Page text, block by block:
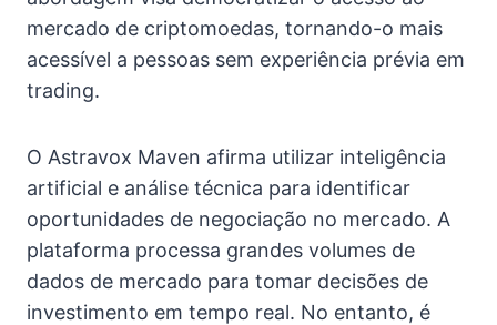
mercado de criptomoedas, tornando-o mais
acessível a pessoas sem experiência prévia em
trading.
O Astravox Maven afirma utilizar inteligência
artificial e análise técnica para identificar
oportunidades de negociação no mercado. A
plataforma processa grandes volumes de
dados de mercado para tomar decisões de
investimento em tempo real. No entanto, é